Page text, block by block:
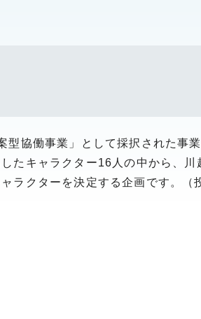
型協働事業」として採択された事
たキャラクター16人の中から、川
ラクターを決定する企画です。（